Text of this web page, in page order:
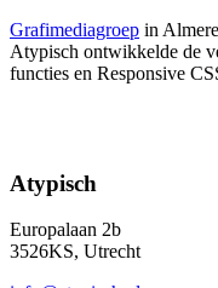
Grafimediagroep in
Atypisch ontwikkelde de
functies en Responsive
Atypisch
Europalaan 2b
3526KS, Utrecht